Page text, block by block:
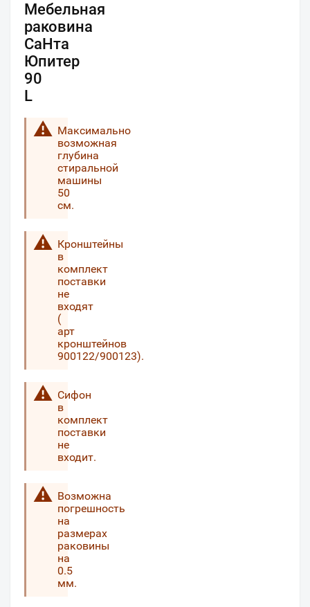
Мебельная
раковина
СаНта
Юпитер
90
L
Максимально
возможная
глубина
стиральной
машины
50
см.
Кронштейны
в
комплект
поставки
не
входят
(
арт
кронштейнов
900122/900123).
Сифон
в
комплект
поставки
не
входит.
Возможна
погрешность
на
размерах
раковины
на
0.5
мм.